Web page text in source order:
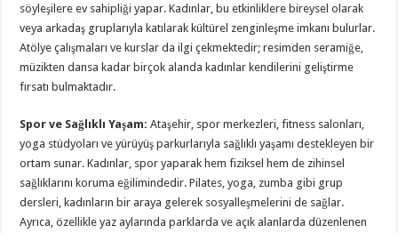
söyleşilere ev sahipliği yapar. Kadınlar, bu etkinliklere bireysel olarak
veya arkadaş gruplarıyla katılarak kültürel zenginleşme imkanı bulurlar.
Atölye çalışmaları ve kurslar da ilgi çekmektedir; resimden seramiğe,
müzikten dansa kadar birçok alanda kadınlar kendilerini geliştirme
fırsatı bulmaktadır.
Spor ve Sağlıklı Yaşam: Ataşehir, spor merkezleri, fitness salonları,
yoga stüdyoları ve yürüyüş parkurlarıyla sağlıklı yaşamı destekleyen bir
ortam sunar. Kadınlar, spor yaparak hem fiziksel hem de zihinsel
sağlıklarını koruma eğilimindedir. Pilates, yoga, zumba gibi grup
dersleri, kadınların bir araya gelerek sosyalleşmelerini de sağlar.
Ayrıca, özellikle yaz aylarında parklarda ve açık alanlarda düzenlenen